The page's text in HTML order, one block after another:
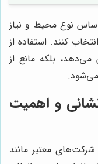
نوع محیط و نیاز
کنند. استفاده از
می‌دهد، بلکه مانع از
و اهمیت
معتبر مانند